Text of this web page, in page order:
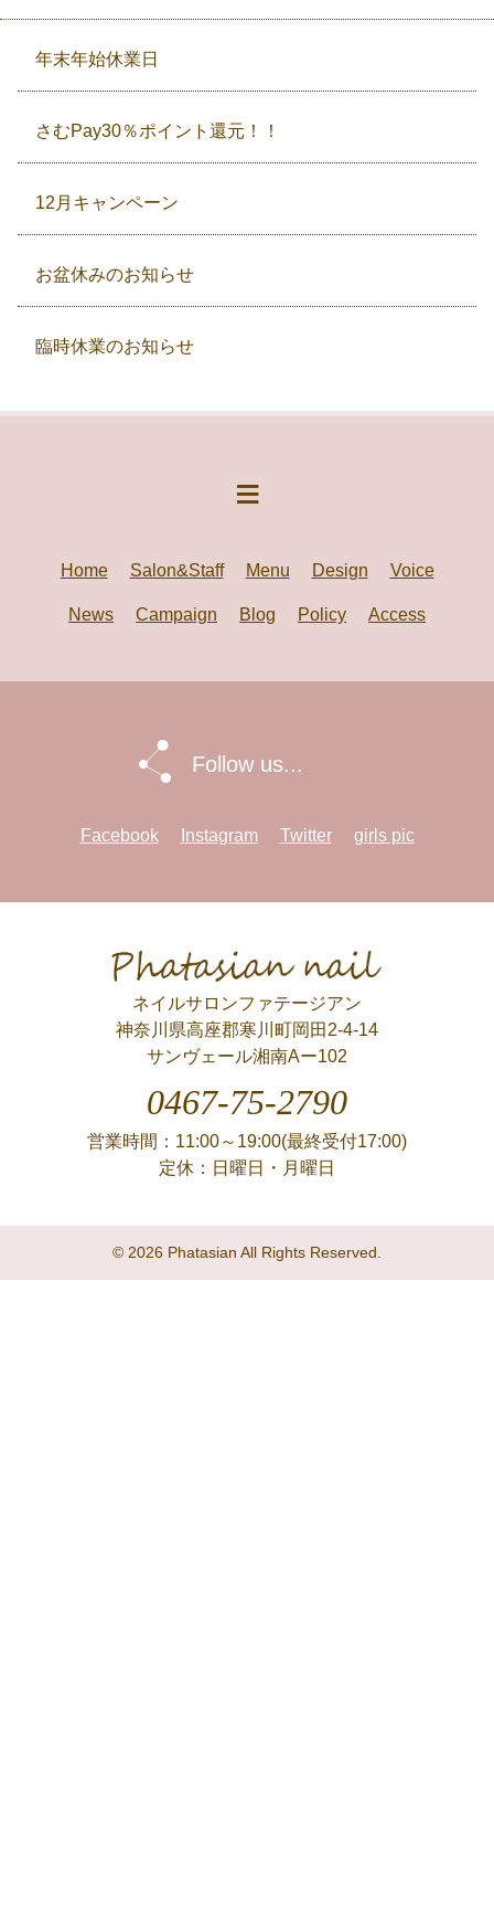
年末年始休業日
さむPay30％ポイント還元！！
12月キャンペーン
お盆休みのお知らせ
臨時休業のお知らせ
Home Salon&Staff Menu Design Voice
News Campaign Blog Policy Access
Follow us...
Facebook Instagram Twitter girls pic
Phatasian nail
ネイルサロンファテージアン
神奈川県高座郡寒川町岡田2-4-14
サンヴェール湘南Aー102
0467-75-2790
営業時間：11:00～19:00(最終受付17:00)
定休：日曜日・月曜日
© 2026 Phatasian All Rights Reserved.